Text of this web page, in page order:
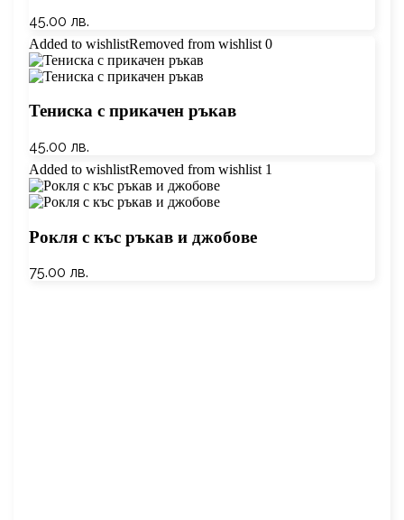
45.00 лв.
Added to wishlistRemoved from wishlist 0
Тениска с прикачен ръкав
45.00 лв.
Added to wishlistRemoved from wishlist 1
Рокля с къс ръкав и джобове
75.00 лв.